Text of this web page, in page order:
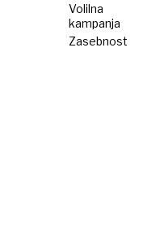
Volilna
kampanja
Zasebnost